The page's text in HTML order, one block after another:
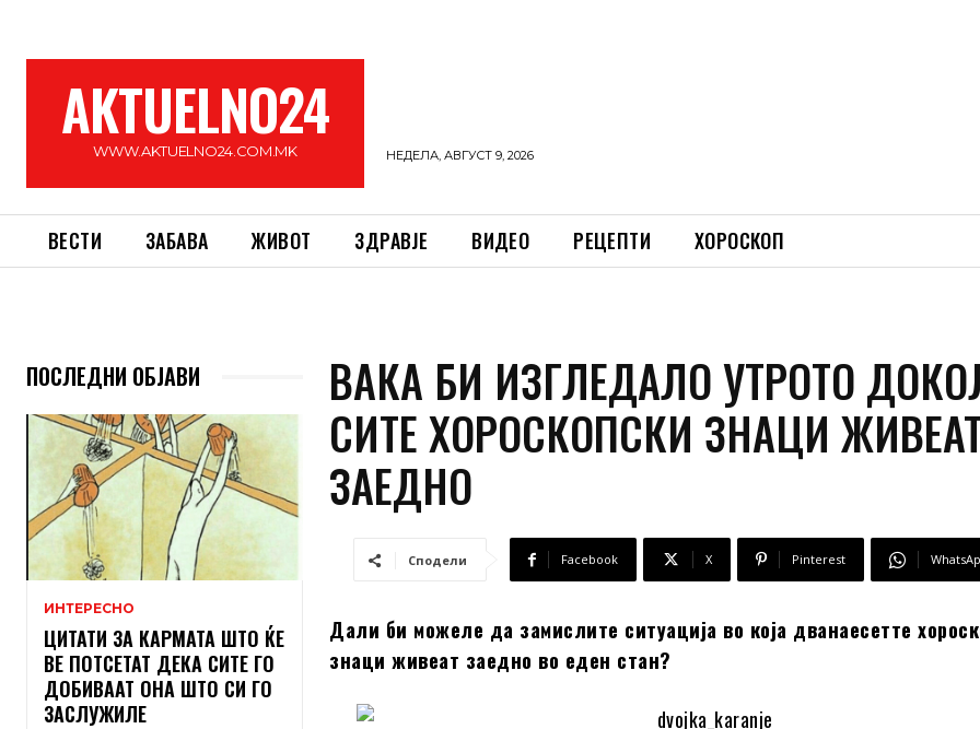
AKTUELNO24
WWW.AKTUELNO24.COM.MK НЕДЕЛА, АВГУСТ 9, 2026
ВЕСТИ ЗАБАВА ЖИВОТ ЗДРАВЈЕ ВИДЕО РЕЦЕПТИ ХОРОСКОП
ПОСЛЕДНИ ОБЈАВИ
ИНТЕРЕСНО
ЦИТАТИ ЗА КАРМАТА ШТО ЌЕ
ВЕ ПОТСЕТАТ ДЕКА СИТЕ ГО
ДОБИВААТ ОНА ШТО СИ ГО
ЗАСЛУЖИЛЕ
ВАКА БИ ИЗГЛЕДАЛО УТРОТО
СИТЕ ХОРОСКОПСКИ ЗНАЦИ
ЗАЕДНО
Сподели Facebook X Pinterest
Дали би можеле да замислите ситуација во која дванаесетте
знаци живеат заедно во еден стан?